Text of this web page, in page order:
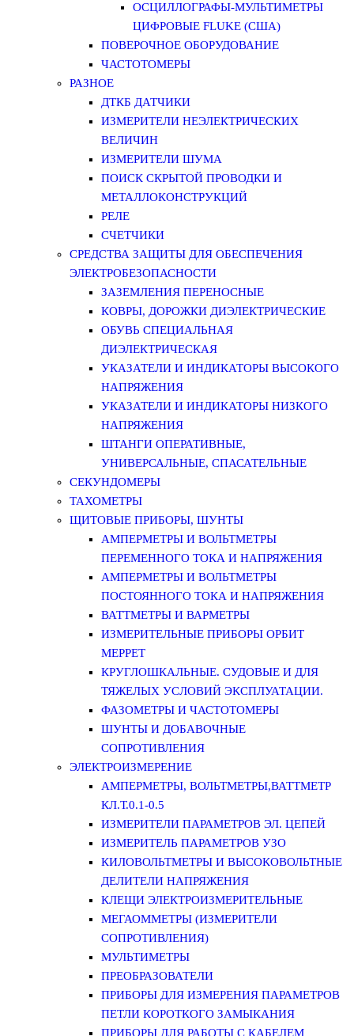
ОСЦИЛЛОГРАФЫ-МУЛЬТИМЕТРЫ
ЦИФРОВЫЕ FLUKE (США)
ПОВЕРОЧНОЕ ОБОРУДОВАНИЕ
ЧАСТОТОМЕРЫ
РАЗНОЕ
ДТКБ ДАТЧИКИ
ИЗМЕРИТЕЛИ НЕЭЛЕКТРИЧЕСКИХ
ВЕЛИЧИН
ИЗМЕРИТЕЛИ ШУМА
ПОИСК СКРЫТОЙ ПРОВОДКИ И
МЕТАЛЛОКОНСТРУКЦИЙ
РЕЛЕ
СЧЕТЧИКИ
СРЕДСТВА ЗАЩИТЫ ДЛЯ ОБЕСПЕЧЕНИЯ
ЭЛЕКТРОБЕЗОПАСНОСТИ
ЗАЗЕМЛЕНИЯ ПЕРЕНОСНЫЕ
КОВРЫ, ДОРОЖКИ ДИЭЛЕКТРИЧЕСКИЕ
ОБУВЬ СПЕЦИАЛЬНАЯ
ДИЭЛЕКТРИЧЕСКАЯ
УКАЗАТЕЛИ И ИНДИКАТОРЫ ВЫСОКОГО
НАПРЯЖЕНИЯ
УКАЗАТЕЛИ И ИНДИКАТОРЫ НИЗКОГО
НАПРЯЖЕНИЯ
ШТАНГИ ОПЕРАТИВНЫЕ,
УНИВЕРСАЛЬНЫЕ, СПАСАТЕЛЬНЫЕ
СЕКУНДОМЕРЫ
ТАХОМЕТРЫ
ЩИТОВЫЕ ПРИБОРЫ, ШУНТЫ
АМПЕРМЕТРЫ И ВОЛЬТМЕТРЫ
ПЕРЕМЕННОГО ТОКА И НАПРЯЖЕНИЯ
АМПЕРМЕТРЫ И ВОЛЬТМЕТРЫ
ПОСТОЯННОГО ТОКА И НАПРЯЖЕНИЯ
ВАТТМЕТРЫ И ВАРМЕТРЫ
ИЗМЕРИТЕЛЬНЫЕ ПРИБОРЫ ОРБИТ
МЕРРЕТ
КРУГЛОШКАЛЬНЫЕ. СУДОВЫЕ И ДЛЯ
ТЯЖЕЛЫХ УСЛОВИЙ ЭКСПЛУАТАЦИИ.
ФАЗОМЕТРЫ И ЧАСТОТОМЕРЫ
ШУНТЫ И ДОБАВОЧНЫЕ
СОПРОТИВЛЕНИЯ
ЭЛЕКТРОИЗМЕРЕНИЕ
АМПЕРМЕТРЫ, ВОЛЬТМЕТРЫ,ВАТТМЕТР
КЛ.Т.0.1-0.5
ИЗМЕРИТЕЛИ ПАРАМЕТРОВ ЭЛ. ЦЕПЕЙ
ИЗМЕРИТЕЛЬ ПАРАМЕТРОВ УЗО
КИЛОВОЛЬТМЕТРЫ И ВЫСОКОВОЛЬТНЫЕ
ДЕЛИТЕЛИ НАПРЯЖЕНИЯ
КЛЕЩИ ЭЛЕКТРОИЗМЕРИТЕЛЬНЫЕ
МЕГАОММЕТРЫ (ИЗМЕРИТЕЛИ
СОПРОТИВЛЕНИЯ)
МУЛЬТИМЕТРЫ
ПРЕОБРАЗОВАТЕЛИ
ПРИБОРЫ ДЛЯ ИЗМЕРЕНИЯ ПАРАМЕТРОВ
ПЕТЛИ КОРОТКОГО ЗАМЫКАНИЯ
ПРИБОРЫ ДЛЯ РАБОТЫ С КАБЕЛЕМ